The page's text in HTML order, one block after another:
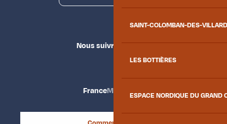
SAINT-COLOMBAN-DES-
LES BOTTIÈRES
ESPACE NORDIQUE DU GRAND
Nous suivre
FranceMaurienne